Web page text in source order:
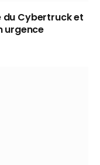
du Cybertruck et
urgence